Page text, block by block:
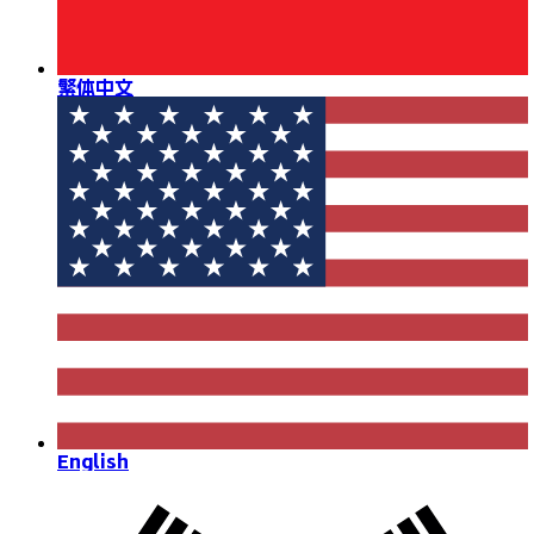
繁体中文
English